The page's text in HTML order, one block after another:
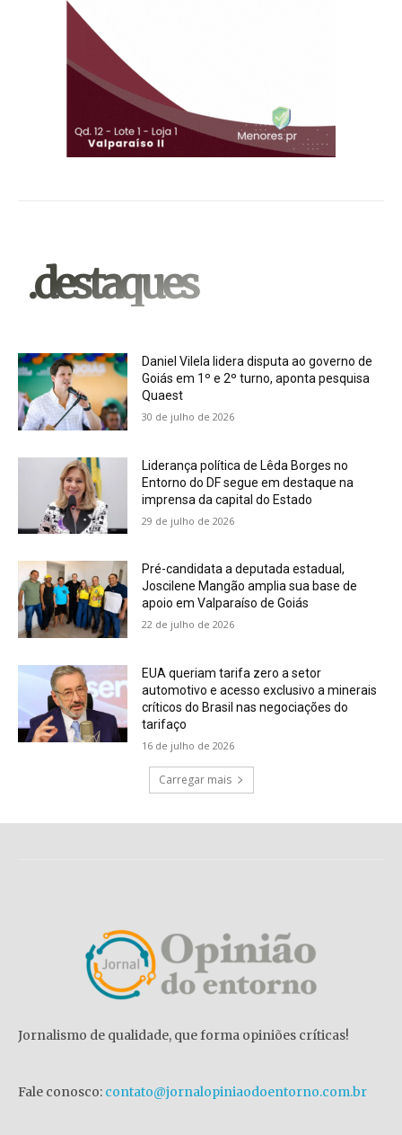
.destaques
Daniel Vilela lidera disputa ao governo de
Goiás em 1º e 2º turno, aponta pesquisa
Quaest
30 de julho de 2026
Liderança política de Lêda Borges no
Entorno do DF segue em destaque na
imprensa da capital do Estado
29 de julho de 2026
Pré-candidata a deputada estadual,
Joscilene Mangão amplia sua base de
apoio em Valparaíso de Goiás
22 de julho de 2026
EUA queriam tarifa zero a setor
automotivo e acesso exclusivo a minerais
críticos do Brasil nas negociações do
tarifaço
16 de julho de 2026
Carregar mais
Jornalismo de qualidade, que forma opiniões críticas!
Fale conosco: contato@jornalopiniaodoentorno.com.br